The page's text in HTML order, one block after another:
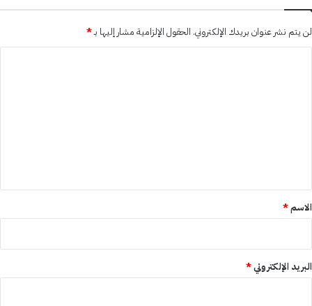
لن يتم نشر عنوان بريدك الإلكتروني. الحقول الإلزامية مشار إليها بـ*
*
الاسم*
البريد الإلكتروني*